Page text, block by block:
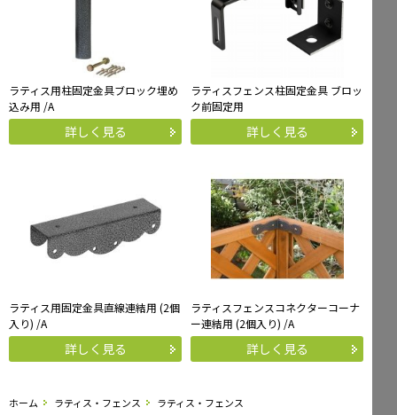
ラティス用柱固定金具ブロック埋め
込み用 /A
詳しく見る
ラティスフェンス柱固定金具 ブロッ
ク前固定用
詳しく見る
ラティス用固定金具直線連結用 (2個
入り) /A
詳しく見る
ラティスフェンスコネクターコーナ
ー連結用 (2個入り) /A
詳しく見る
ホーム ラティス・フェンス ラティス・フェンス